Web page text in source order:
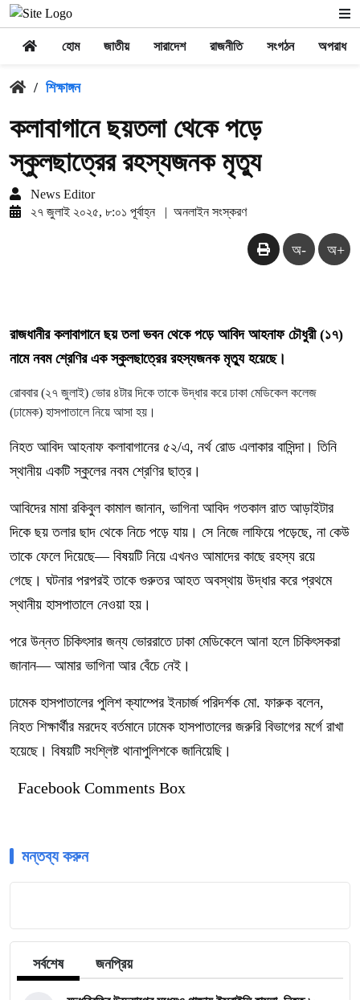
হোম জাতীয় সারাদেশ রাজনীতি সংগঠন অপরাধ
/ শিক্ষাঙ্গন
কলাবাগানে ছয়তলা থেকে পড়ে
স্কুলছাত্রের রহস্যজনক মৃত্যু
News Editor
২৭ জুলাই ২০২৫, ৮:০১ পূর্বাহ্ন
| অনলাইন সংস্করণ
অ- অ+
রাজধানীর কলাবাগানে ছয় তলা ভবন থেকে পড়ে আবিদ আহনাফ চৌধুরী (১৭)
নামে নবম শ্রেণির এক স্কুলছাত্রের রহস্যজনক মৃত্যু হয়েছে।
রোববার (২৭ জুলাই) ভোর ৪টার দিকে তাকে উদ্ধার করে ঢাকা মেডিকেল কলেজ
(ঢামেক) হাসপাতালে নিয়ে আসা হয়।
নিহত আবিদ আহনাফ কলাবাগানের ৫২/এ, নর্থ রোড এলাকার বাসিন্দা। তিনি
স্থানীয় একটি স্কুলের নবম শ্রেণির ছাত্র।
আবিদের মামা রকিবুল কামাল জানান, ভাগিনা আবিদ গতকাল রাত আড়াইটার
দিকে ছয় তলার ছাদ থেকে নিচে পড়ে যায়। সে নিজে লাফিয়ে পড়েছে, না কেউ
তাকে ফেলে দিয়েছে— বিষয়টি নিয়ে এখনও আমাদের কাছে রহস্য রয়ে
গেছে। ঘটনার পরপরই তাকে গুরুতর আহত অবস্থায় উদ্ধার করে প্রথমে
স্থানীয় হাসপাতালে নেওয়া হয়।
পরে উন্নত চিকিৎসার জন্য ভোররাতে ঢাকা মেডিকেলে আনা হলে চিকিৎসকরা
জানান— আমার ভাগিনা আর বেঁচে নেই।
ঢামেক হাসপাতালের পুলিশ ক্যাম্পের ইনচার্জ পরিদর্শক মো. ফারুক বলেন,
নিহত শিক্ষার্থীর মরদেহ বর্তমানে ঢামেক হাসপাতালের জরুরি বিভাগের মর্গে রাখা
হয়েছে। বিষয়টি সংশ্লিষ্ট থানাপুলিশকে জানিয়েছি।
Facebook Comments Box
মন্তব্য করুন
সর্বশেষ জনপ্রিয়